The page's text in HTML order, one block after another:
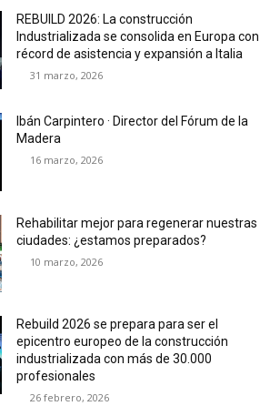
REBUILD 2026: La construcción
Industrializada se consolida en Europa con
récord de asistencia y expansión a Italia
31 marzo, 2026
Ibán Carpintero · Director del Fórum de la
Madera
16 marzo, 2026
Rehabilitar mejor para regenerar nuestras
ciudades: ¿estamos preparados?
10 marzo, 2026
Rebuild 2026 se prepara para ser el
epicentro europeo de la construcción
industrializada con más de 30.000
profesionales
26 febrero, 2026